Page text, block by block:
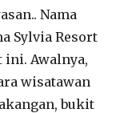
Nama
Sylvia Resort
ini. Awalnya,
wisatawan
bukit